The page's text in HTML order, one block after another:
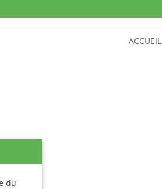
ACCUEIL
du